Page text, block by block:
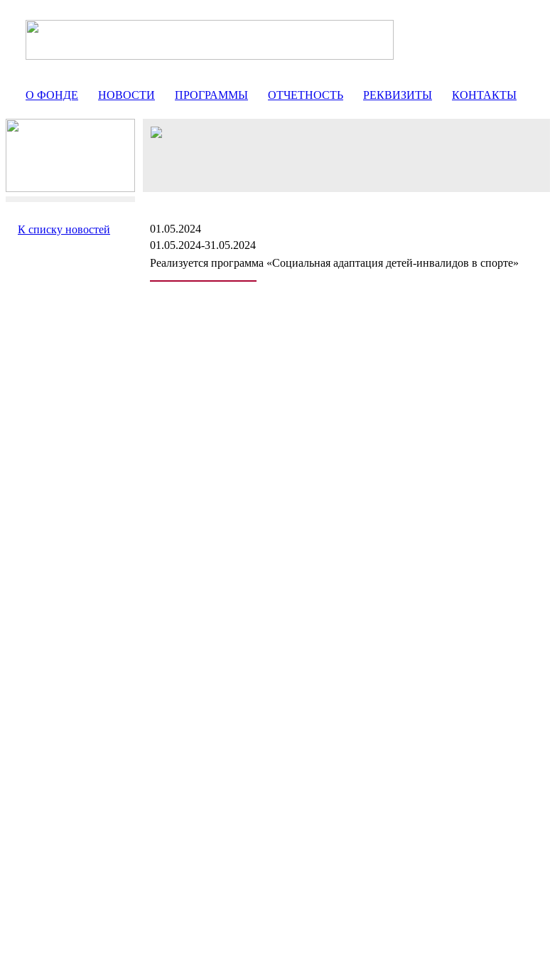
О ФОНДЕ НОВОСТИ ПРОГРАММЫ ОТЧЕТНОСТЬ РЕКВИЗИТЫ КОНТАКТЫ
К списку новостей
01.05.2024
01.05.2024-31.05.2024
Реализуется программа «Социальная адаптация детей-инвалидов в спорте»